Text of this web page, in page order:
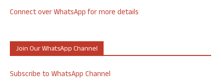
Connect over WhatsApp for more details
Join Our WhatsApp Channel
Subscribe to WhatsApp Channel